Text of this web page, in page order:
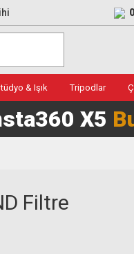
& Işık Tripodlar
X5
Filtre